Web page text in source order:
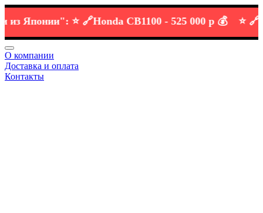
⭐️ 🔗 Honda CB1100 -525 000 р 💰 ⭐️ 🔗
О компании
Доставка и оплата
Контакты